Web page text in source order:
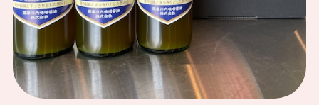
黒豚みそ
黒豚みそ